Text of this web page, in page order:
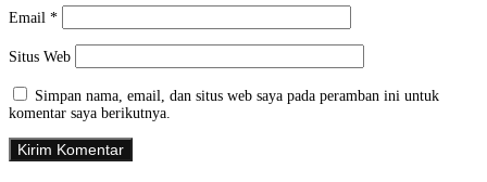
Email *
Situs Web
Simpan nama, email, dan situs web saya pada peramban ini untuk
komentar saya berikutnya.